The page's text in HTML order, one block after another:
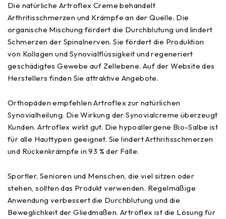
Die natürliche Artroflex Creme behandelt
Arthritisschmerzen und Krämpfe an der Quelle. Die
organische Mischung fördert die Durchblutung und lindert
Schmerzen der Spinalnerven. Sie fördert die Produktion
von Kollagen und Synovialflüssigkeit und regeneriert
geschädigtes Gewebe auf Zellebene. Auf der Website des
Herstellers finden Sie attraktive Angebote.
Orthopäden empfehlen Artroflex zur natürlichen
Synovialheilung. Die Wirkung der Synovialcreme überzeugt
Kunden. Artroflex wirkt gut. Die hypoallergene Bio-Salbe ist
für alle Hauttypen geeignet. Sie lindert Arthritisschmerzen
und Rückenkrämpfe in 93 % der Fälle.
Sportler, Senioren und Menschen, die viel sitzen oder
stehen, sollten das Produkt verwenden. Regelmäßige
Anwendung verbessert die Durchblutung und die
Beweglichkeit der Gliedmaßen. Artroflex ist die Lösung für